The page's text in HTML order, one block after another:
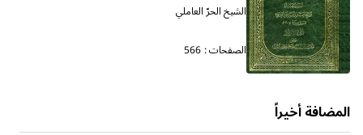
الشيخ الحرّ العاملي
الصفحات : 566
المضافة أخيراً